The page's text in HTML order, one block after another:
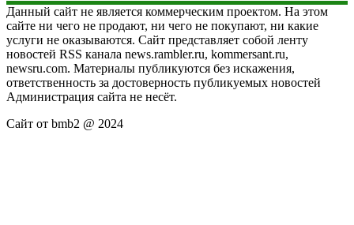
Данный сайт не является коммерческим проектом. На этом
сайте ни чего не продают, ни чего не покупают, ни какие
услуги не оказываются. Сайт представляет собой ленту
новостей RSS канала news.rambler.ru, kommersant.ru,
newsru.com. Материалы публикуются без искажения,
ответственность за достоверность публикуемых новостей
Администрация сайта не несёт.
Сайт от bmb2 @ 2024